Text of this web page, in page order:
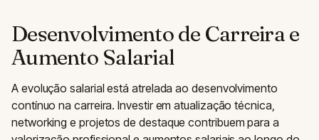
Desenvolvimento de Carreira e
Aumento Salarial
A evolução salarial está atrelada ao desenvolvimento
contínuo na carreira. Investir em atualização técnica,
networking e projetos de destaque contribuem para a